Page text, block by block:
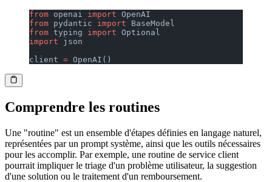
from openai import OpenAI
from pydantic import BaseModel
from typing import Optional
import json
client = OpenAI()
Comprendre les routines
Une "routine" est un ensemble d'étapes définies en langage naturel,
représentées par un prompt système, ainsi que les outils nécessaires
pour les accomplir. Par exemple, une routine de service client
pourrait impliquer le triage d'un problème utilisateur, la suggestion
d'une solution ou le traitement d'un remboursement.